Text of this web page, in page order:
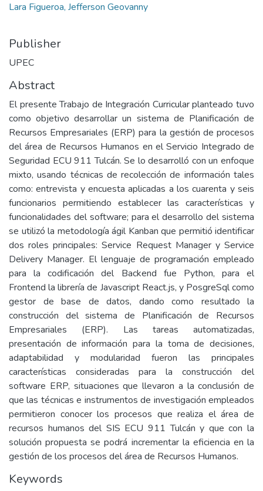
Lara Figueroa, Jefferson Geovanny
Publisher
UPEC
Abstract
El presente Trabajo de Integración Curricular planteado tuvo
como objetivo desarrollar un sistema de Planificación de
Recursos Empresariales (ERP) para la gestión de procesos
del área de Recursos Humanos en el Servicio Integrado de
Seguridad ECU 911 Tulcán. Se lo desarrolló con un enfoque
mixto, usando técnicas de recolección de información tales
como: entrevista y encuesta aplicadas a los cuarenta y seis
funcionarios permitiendo establecer las características y
funcionalidades del software; para el desarrollo del sistema
se utilizó la metodología ágil Kanban que permitió identificar
dos roles principales: Service Request Manager y Service
Delivery Manager. El lenguaje de programación empleado
para la codificación del Backend fue Python, para el
Frontend la librería de Javascript React.js, y PosgreSql como
gestor de base de datos, dando como resultado la
construcción del sistema de Planificación de Recursos
Empresariales (ERP). Las tareas automatizadas,
presentación de información para la toma de decisiones,
adaptabilidad y modularidad fueron las principales
características consideradas para la construcción del
software ERP, situaciones que llevaron a la conclusión de
que las técnicas e instrumentos de investigación empleados
permitieron conocer los procesos que realiza el área de
recursos humanos del SIS ECU 911 Tulcán y que con la
solución propuesta se podrá incrementar la eficiencia en la
gestión de los procesos del área de Recursos Humanos.
Keywords